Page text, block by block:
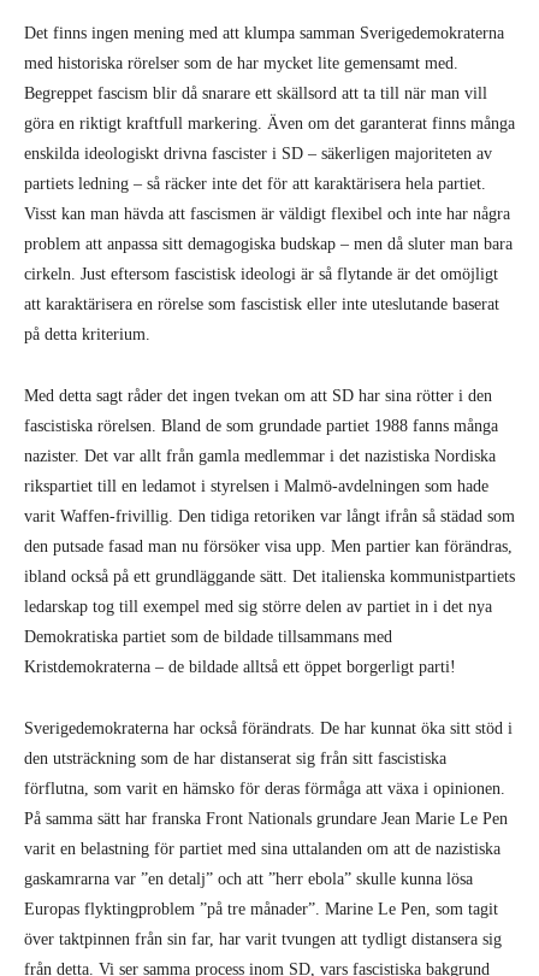
Det finns ingen mening med att klumpa samman Sverigedemokraterna
med historiska rörelser som de har mycket lite gemensamt med.
Begreppet fascism blir då snarare ett skällsord att ta till när man vill
göra en riktigt kraftfull markering. Även om det garanterat finns många
enskilda ideologiskt drivna fascister i SD – säkerligen majoriteten av
partiets ledning – så räcker inte det för att karaktärisera hela partiet.
Visst kan man hävda att fascismen är väldigt flexibel och inte har några
problem att anpassa sitt demagogiska budskap – men då sluter man bara
cirkeln. Just eftersom fascistisk ideologi är så flytande är det omöjligt
att karaktärisera en rörelse som fascistisk eller inte uteslutande baserat
på detta kriterium.
Med detta sagt råder det ingen tvekan om att SD har sina rötter i den
fascistiska rörelsen. Bland de som grundade partiet 1988 fanns många
nazister. Det var allt från gamla medlemmar i det nazistiska Nordiska
rikspartiet till en ledamot i styrelsen i Malmö-avdelningen som hade
varit Waffen-frivillig. Den tidiga retoriken var långt ifrån så städad som
den putsade fasad man nu försöker visa upp. Men partier kan förändras,
ibland också på ett grundläggande sätt. Det italienska kommunistpartiets
ledarskap tog till exempel med sig större delen av partiet in i det nya
Demokratiska partiet som de bildade tillsammans med
Kristdemokraterna – de bildade alltså ett öppet borgerligt parti!
Sverigedemokraterna har också förändrats. De har kunnat öka sitt stöd i
den utsträckning som de har distanserat sig från sitt fascistiska
förflutna, som varit en hämsko för deras förmåga att växa i opinionen.
På samma sätt har franska Front Nationals grundare Jean Marie Le Pen
varit en belastning för partiet med sina uttalanden om att de nazistiska
gaskamrarna var ”en detalj” och att ”herr ebola” skulle kunna lösa
Europas flyktingproblem ”på tre månader”. Marine Le Pen, som tagit
över taktpinnen från sin far, har varit tvungen att tydligt distansera sig
från detta. Vi ser samma process inom SD, vars fascistiska bakgrund